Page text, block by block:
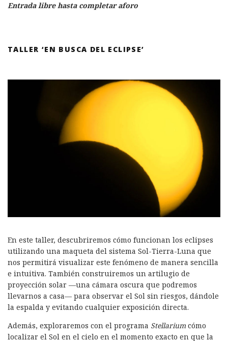
Entrada libre hasta completar aforo
TALLER ‘EN BUSCA DEL ECLIPSE’
En este taller, descubriremos cómo funcionan los eclipses
utilizando una maqueta del sistema Sol-Tierra-Luna que
nos permitirá visualizar este fenómeno de manera sencilla
e intuitiva. También construiremos un artilugio de
proyección solar —una cámara oscura que podremos
llevarnos a casa— para observar el Sol sin riesgos, dándole
la espalda y evitando cualquier exposición directa.
Además, exploraremos con el programa Stellarium cómo
localizar el Sol en el cielo en el momento exacto en que la